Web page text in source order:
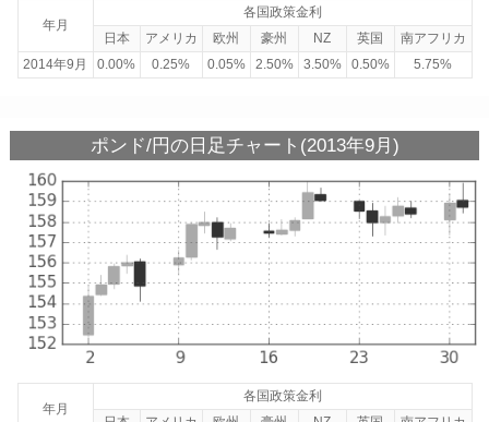
年月
各国政策金利
日本
アメリカ 欧州 豪州 NZ 英国
南アフリカ
2014年9月
0.00% 0.25% 0.05% 2.50% 3.50% 0.50% 5.75%
ポンド/円の日足チャート(2013年9月)
年月
各国政策金利